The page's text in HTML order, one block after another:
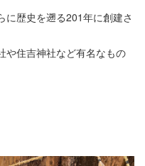
に歴史を遡る201年に創建さ
や住吉神社など有名なもの